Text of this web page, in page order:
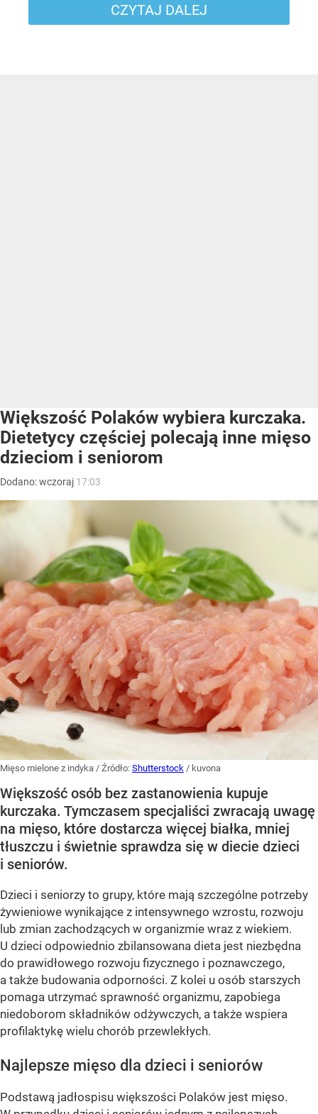
CZYTAJ DALEJ
Większość Polaków wybiera kurczaka.
Dietetycy częściej polecają inne mięso
dzieciom i seniorom
Dodano:wczoraj 17:03
Mięso mielone z indyka / Źródło: Shutterstock / kuvona
Większość osób bez zastanowienia kupuje
kurczaka. Tymczasem specjaliści zwracają uwagę
na mięso, które dostarcza więcej białka, mniej
tłuszczu i świetnie sprawdza się w diecie dzieci
i seniorów.
Dzieci i seniorzy to grupy, które mają szczególne potrzeby
żywieniowe wynikające z intensywnego wzrostu, rozwoju
lub zmian zachodzących w organizmie wraz z wiekiem.
U dzieci odpowiednio zbilansowana dieta jest niezbędna
do prawidłowego rozwoju fizycznego i poznawczego,
a także budowania odporności. Z kolei u osób starszych
pomaga utrzymać sprawność organizmu, zapobiega
niedoborom składników odżywczych, a także wspiera
profilaktykę wielu chorób przewlekłych.
Najlepsze mięso dla dzieci i seniorów
Podstawą jadłospisu większości Polaków jest mięso.